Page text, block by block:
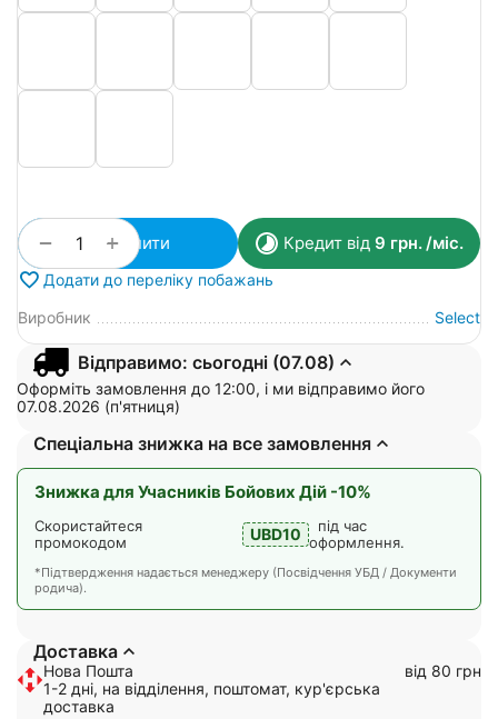
+
− Купити Кредит від 9 грн./міс.
Додати до переліку побажань
Виробник
Select
Відправимо: сьогодні (07.08)
Оформіть замовлення до 12:00, і ми відправимо його
07.08.2026 (п'ятниця)
Спеціальна знижка на все замовлення
Знижка для Учасників Бойових Дій -10%
Скористайтеся
промокодом
UBD10
під час
оформлення.
*Підтвердження надається менеджеру (Посвідчення УБД / Документи
родича).
Доставка
Нова Пошта
1-2 дні, на відділення, поштомат, кур'єрська
доставка
від 80 грн